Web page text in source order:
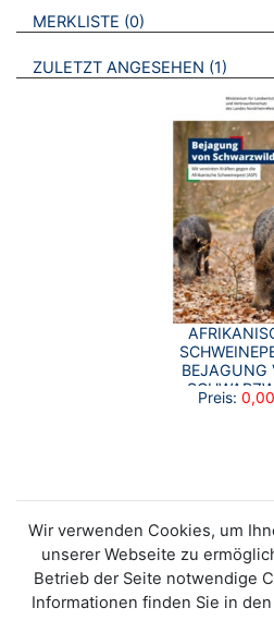
VERWEISE AUF VERMERKTE-
MERKLISTE 0 BROSCHÜREN
ZULETZT ANGESEHEN 1
BEJAGUNG
Preis:
Wir verwenden Cookies, um
unserer Webseite zu
Betrieb der Seite notwendige
Informationen finden Sie in